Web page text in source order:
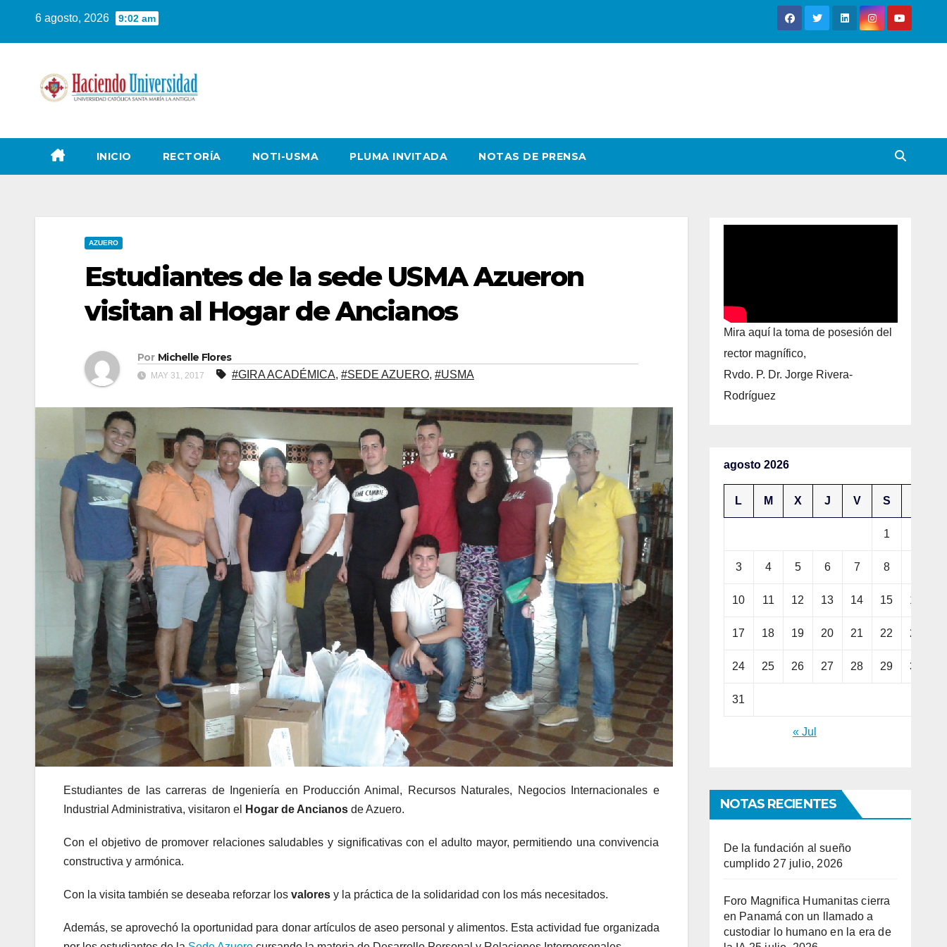
6 agosto, 2026 9:02 am
INICIO RECTORÍA NOTI-USMA PLUMA INVITADA NOTAS DE PRENSA
AZUERO
Estudiantes de la sede USMA Azueron
visitan al Hogar de Ancianos
Por Michelle Flores
MAY 31, 2017 #GIRA ACADÉMICA, #SEDE AZUERO, #USMA
Estudiantes de las carreras de Ingeniería en Producción Animal, Recursos Naturales, Negocios Internacionales e
Industrial Administrativa, visitaron el
Hogar de Ancianos de Azuero.
Con el objetivo de promover relaciones saludables y significativas con el adulto mayor, permitiendo una convivencia
constructiva y armónica.
Con la visita también se deseaba reforzar los valores y la práctica de la solidaridad con los más necesitados.
Además, se aprovechó la oportunidad para donar artículos de aseo personal y alimentos. Esta actividad fue organizada
Mira aquí la toma de posesión del
rector magnífico,
Rvdo. P. Dr. Jorge Rivera-
Rodríguez
agosto 2026
L M X J V S
1
3 4 5 6 7 8
10 11 12 13 14 15 16
17 18 19 20 21 22 23
24 25 26 27 28 29 30
31
« Jul
NOTAS RECIENTES
De la fundación al sueño
cumplido 27 julio, 2026
Foro Magnifica Humanitas cierra
en Panamá con un llamado a
custodiar lo humano en la era de